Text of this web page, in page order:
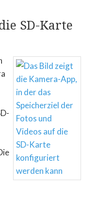
SD-Karte